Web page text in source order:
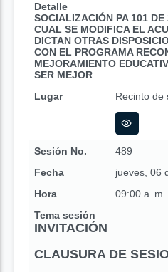
Detalle
SOCIALIZACIÓN PA 101
CUAL SE MODIFICA EL
DICTAN OTRAS
CON EL PROGRAMA
MEJORAMIENTO
SER MEJOR
Lugar
Recinto de
Sesión No.
489
Fecha
jueves, 06
Hora
09:00 a. m.
Tema sesión
INVITACIÓN
CLAUSURA DE